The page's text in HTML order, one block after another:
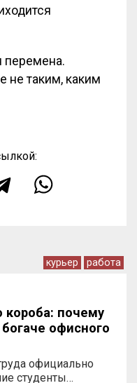
перемена.
не таким, каким
курьер работа
почему
офисного
официально
студенты…